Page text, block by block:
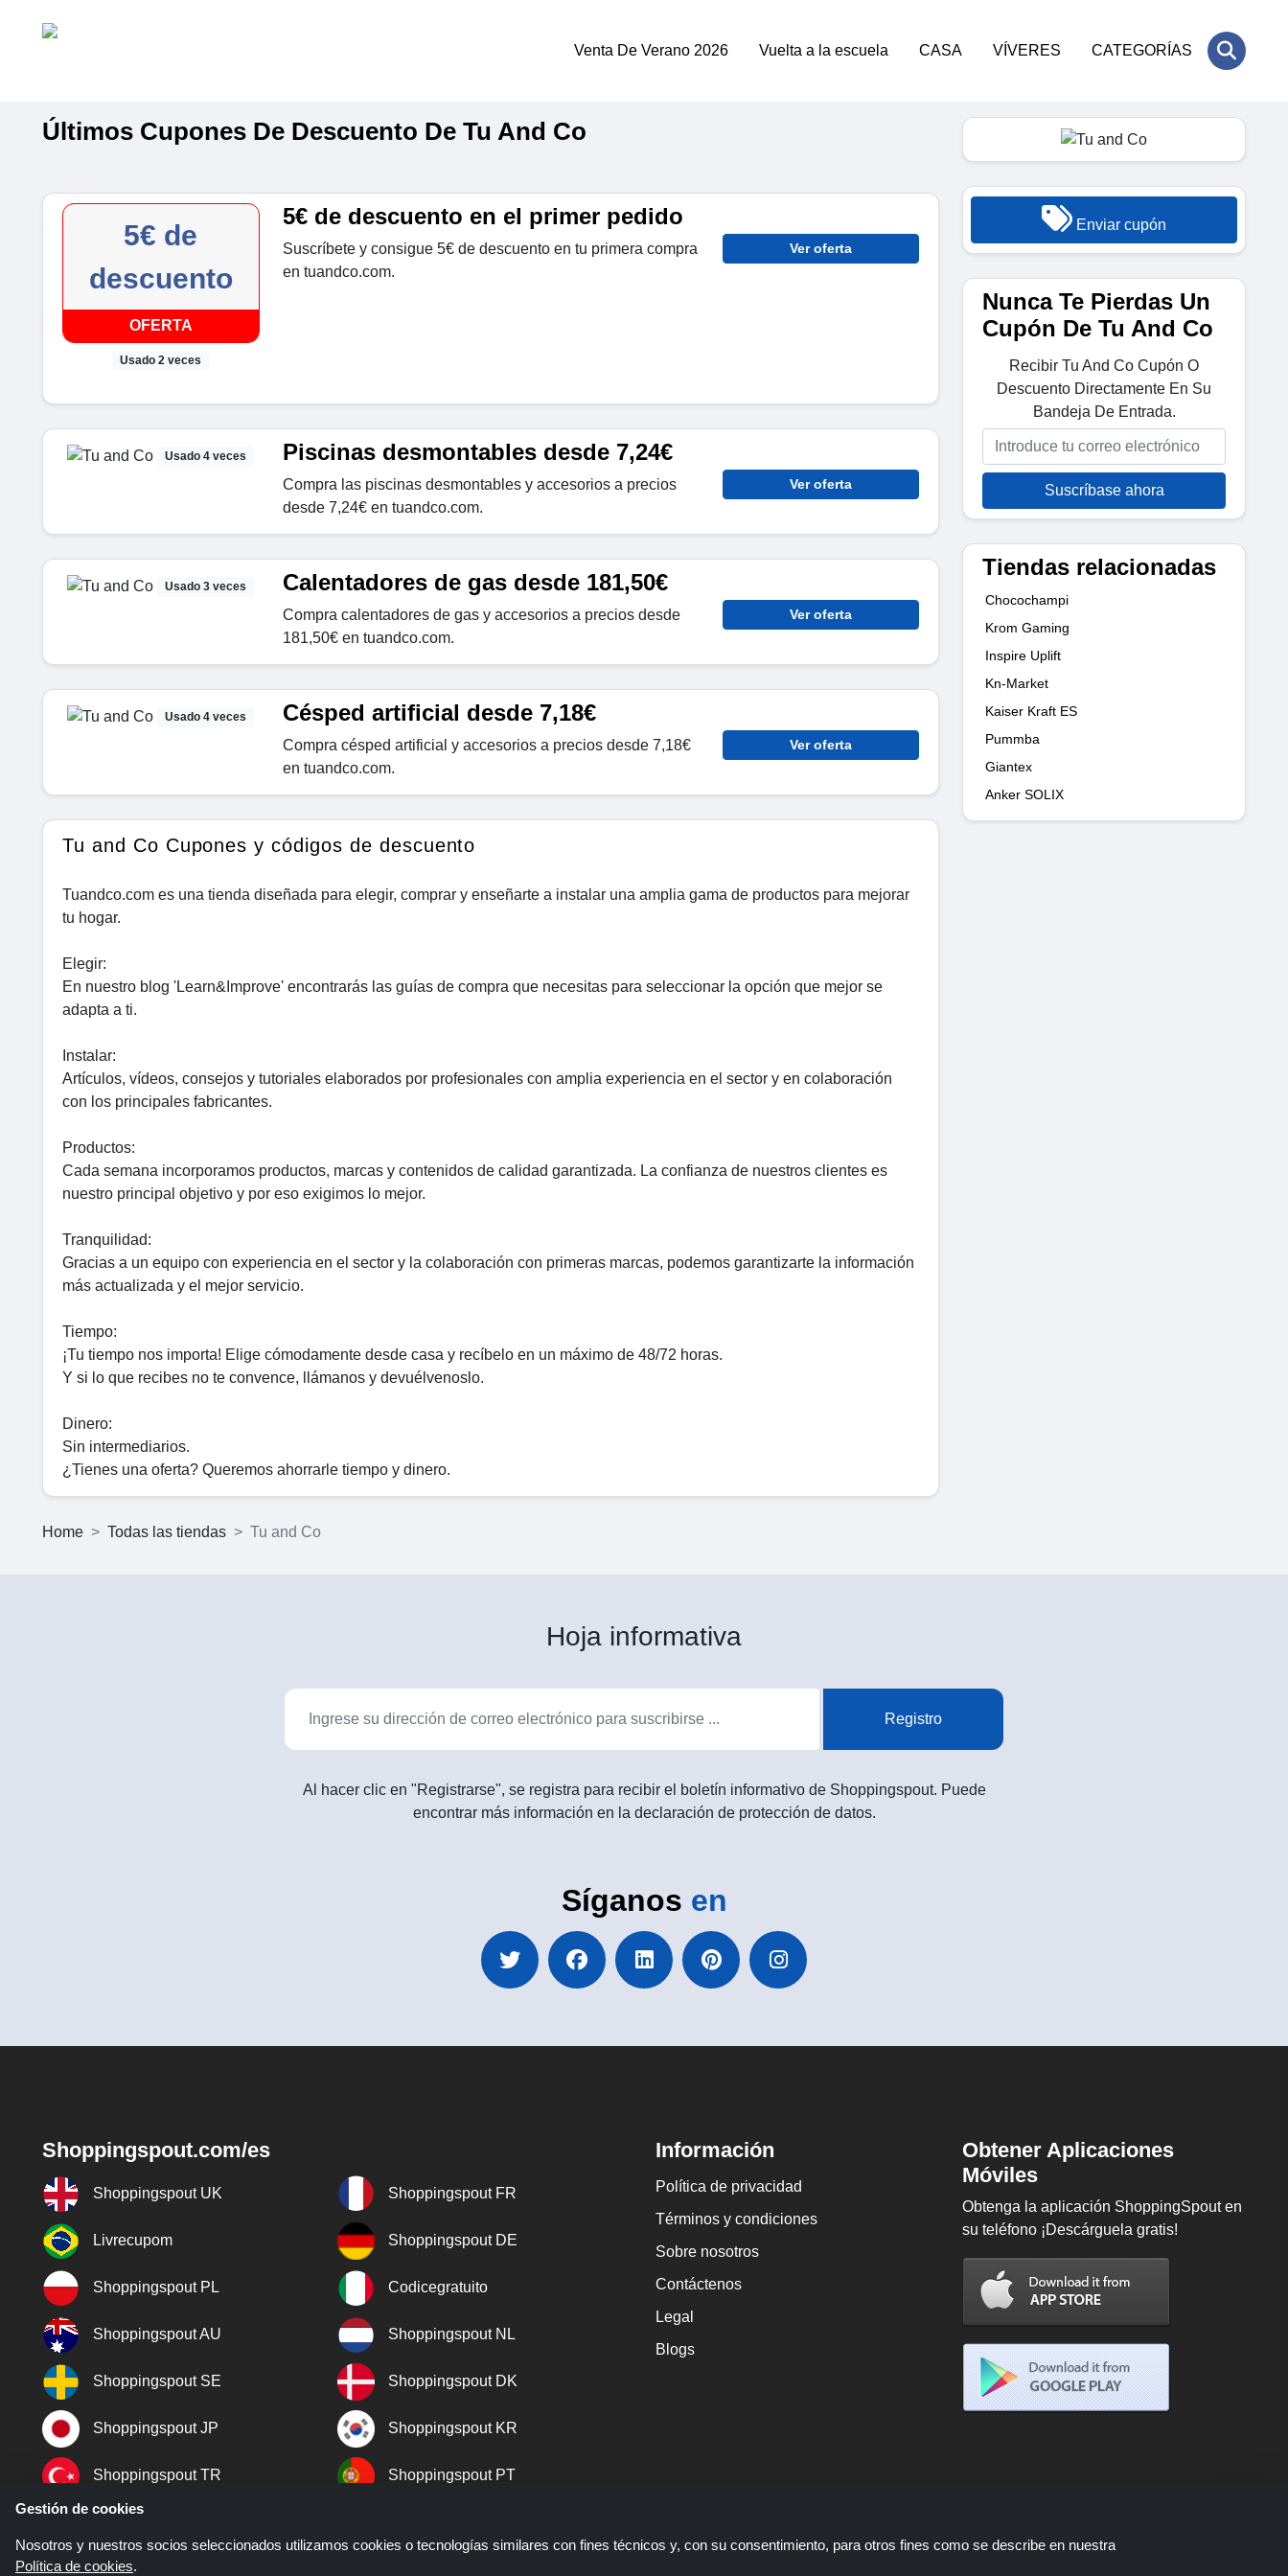
Venta De Verano 2026 Vuelta a la escuela CASA VÍVERES CATEGORÍAS
Últimos Cupones De Descuento De Tu And Co
5€ de
descuento
OFERTA
Usado 2 veces
5€ de descuento en el primer pedido
Suscríbete y consigue 5€ de descuento en tu primera compra
en tuandco.com.
Ver oferta
Usado 4 veces Piscinas desmontables desde 7,24€
Compra las piscinas desmontables y accesorios a precios
desde 7,24€ en tuandco.com.
Ver oferta
Usado 3 veces Calentadores de gas desde 181,50€
Compra calentadores de gas y accesorios a precios desde
181,50€ en tuandco.com.
Ver oferta
Usado 4 veces Césped artificial desde 7,18€
Compra césped artificial y accesorios a precios desde 7,18€
en tuandco.com.
Ver oferta
Tu and Co Cupones y códigos de descuento
Tuandco.com es una tienda diseñada para elegir, comprar y enseñarte a instalar una amplia gama de productos para mejorar
tu hogar.
Elegir:
En nuestro blog 'Learn&Improve' encontrarás las guías de compra que necesitas para seleccionar la opción que mejor se
adapta a ti.
Instalar:
Artículos, vídeos, consejos y tutoriales elaborados por profesionales con amplia experiencia en el sector y en colaboración
con los principales fabricantes.
Productos:
Cada semana incorporamos productos, marcas y contenidos de calidad garantizada. La confianza de nuestros clientes es
nuestro principal objetivo y por eso exigimos lo mejor.
Tranquilidad:
Gracias a un equipo con experiencia en el sector y la colaboración con primeras marcas, podemos garantizarte la información
más actualizada y el mejor servicio.
Tiempo:
¡Tu tiempo nos importa! Elige cómodamente desde casa y recíbelo en un máximo de 48/72 horas.
Y si lo que recibes no te convence, llámanos y devuélvenoslo.
Dinero:
Sin intermediarios.
¿Tienes una oferta? Queremos ahorrarle tiempo y dinero.
Enviar cupón
Nunca Te Pierdas Un
Cupón De Tu And Co
Recibir Tu And Co Cupón O
Descuento Directamente En Su
Bandeja De Entrada.
Suscríbase ahora
Tiendas relacionadas
Chocochampi
Krom Gaming
Inspire Uplift
Kn-Market
Kaiser Kraft ES
Pummba
Giantex
Anker SOLIX
Home Todas las tiendas Tu and Co
Hoja informativa
Registro
Al hacer clic en "Registrarse", se registra para recibir el boletín informativo de Shoppingspout. Puede
encontrar más información en la declaración de protección de datos.
Síganos en
Shoppingspout.com/es
Shoppingspout UK Shoppingspout FR
Livrecupom Shoppingspout DE
Shoppingspout PL Codicegratuito
Shoppingspout AU Shoppingspout NL
Shoppingspout SE Shoppingspout DK
Shoppingspout JP Shoppingspout KR
Shoppingspout TR Shoppingspout PT
Información
Política de privacidad
Términos y condiciones
Sobre nosotros
Contáctenos
Legal
Blogs
Obtener Aplicaciones
Móviles
Obtenga la aplicación ShoppingSpout en
su teléfono ¡Descárguela gratis!
Gestión de cookies
Nosotros y nuestros socios seleccionados utilizamos cookies o tecnologías similares con fines técnicos y, con su consentimiento, para otros fines como se describe en nuestra
Política de cookies.